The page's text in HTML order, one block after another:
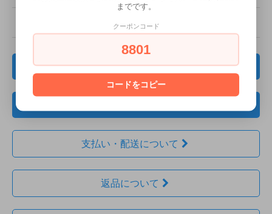
レビューを見る(0件)
支払い・配送について
返品について
までです。
クーポンコード
8801
コードをコピー